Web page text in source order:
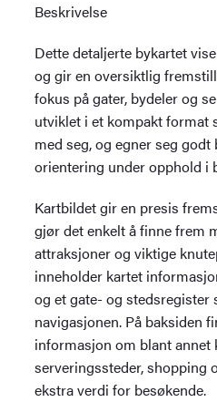
Beskrivelse
Dette detaljerte bykartet
og gir en oversiktlig
fokus på gater, bydeler og
utviklet i et kompakt format
med seg, og egner seg
orientering under opphold i
Kartbildet gir en presis
gjør det enkelt å finne frem
attraksjoner og viktige
inneholder kartet
og et gate- og stedsregister
navigasjonen. På baksiden
informasjon om blant annet
serveringssteder, shopping
ekstra verdi for besøkende.